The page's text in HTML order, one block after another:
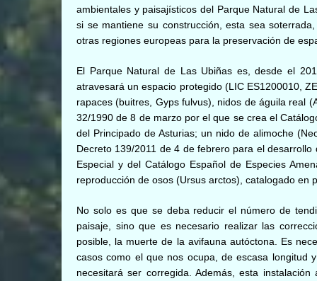
ambientales y paisajísticos del Parque Natural de
si se mantiene su construcción, esta sea
otras regiones europeas para la preservación de
El Parque Natural de Las Ubiñas es, desde el
atravesará un espacio protegido (LIC ES1200010,
rapaces (buitres, Gyps fulvus), nidos de águila real
32/1990 de 8 de marzo por el que se crea el
del Principado de Asturias; un nido de alimoche
Decreto 139/2011 de 4 de febrero para el
Especial y del Catálogo Español de Especies
reproducción de osos (Ursus arctos), catalogado en
No solo es que se deba reducir el número de
paisaje, sino que es necesario realizar las
posible, la muerte de la avifauna autóctona. Es
casos como el que nos ocupa, de escasa longitud
necesitará ser corregida. Además, esta